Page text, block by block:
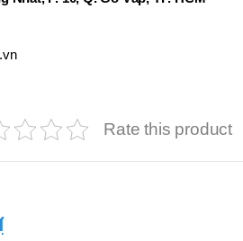
Rate this product